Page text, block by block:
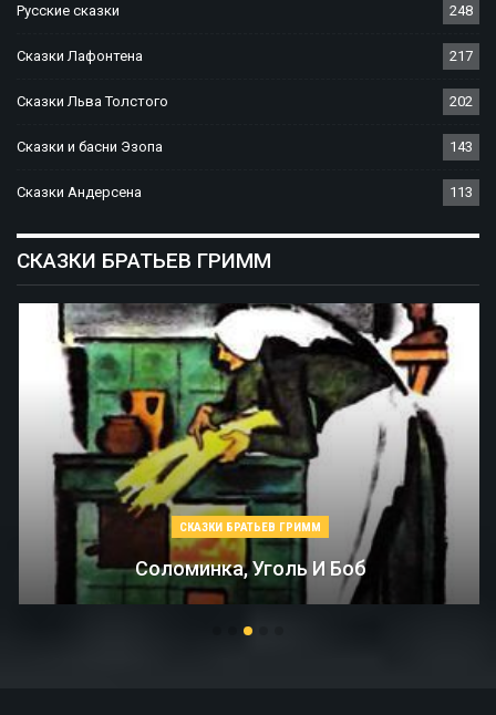
Русские сказки 248
Сказки Лафонтена 217
Сказки Льва Толстого 202
Сказки и басни Эзопа 143
Сказки Андерсена 113
СКАЗКИ БРАТЬЕВ ГРИММ
СКАЗКИ БРАТЬЕВ ГРИММ
Соломинка, Уголь И Боб